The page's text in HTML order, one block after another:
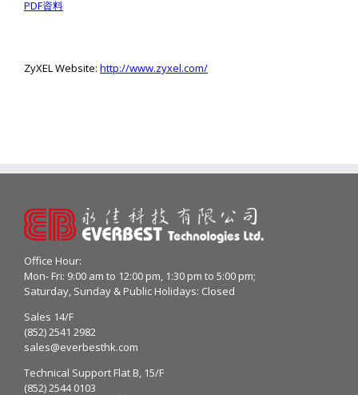
PDF資料
ZyXEL Website: http://www.zyxel.com/
Office Hour:
Mon- Fri: 9:00 am to 12:00 pm, 1:30 pm to 5:00 pm;
Saturday, Sunday & Public Holidays: Closed
Sales 14/F
(852) 2541 2982
sales@everbesthk.com
Technical Support Flat B, 15/F
(852) 2544 0103